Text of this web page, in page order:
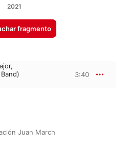
2021
fragmento
3:40
Juan March